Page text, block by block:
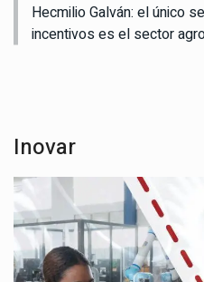
Hecmilio Galván: el único
incentivos es el sector
Inovar